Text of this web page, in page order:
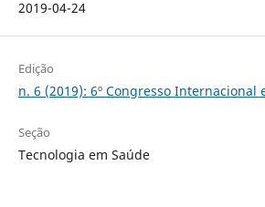
2019-04-24
Edição
n. 6 (2019): 6º Congresso Internacional
Seção
Tecnologia em Saúde